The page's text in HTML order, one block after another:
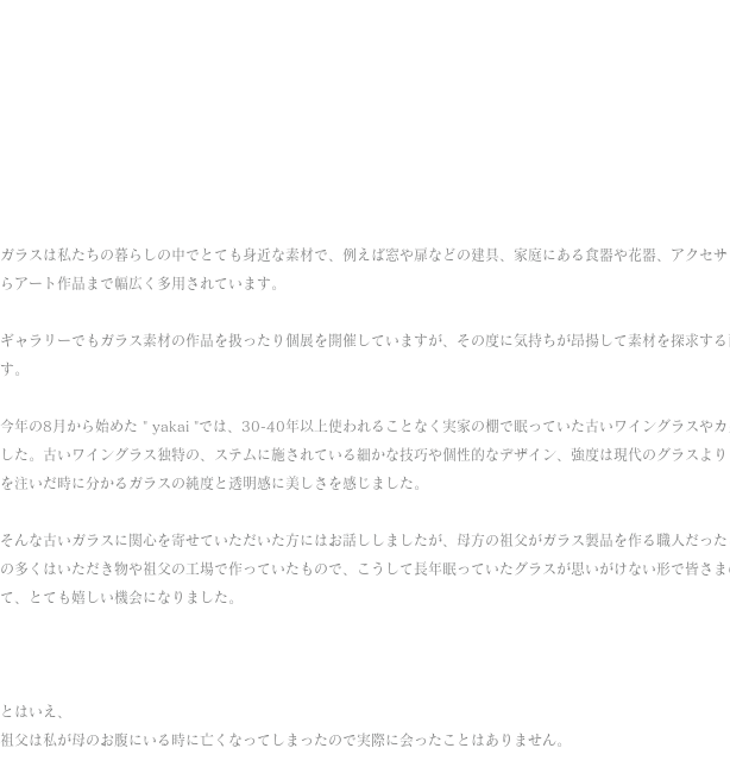
ガラスは私たちの暮らしの中でとても身近な素材で、例えば窓や扉などの建具、家庭にある食器や花器、アクセ
らアート作品まで幅広く多用されています。
ギャラリーでもガラス素材の作品を扱ったり個展を開催していますが、その度に気持ちが昂揚して素材を探求する
す。
今年の8月から始めた " yakai "では、30-40年以上使われることなく実家の棚で眠っていた古いワイングラスやカ
した。古いワイングラス独特の、ステムに施されている細かな技巧や個性的なデザイン、強度は現代のグラスよ
を注いだ時に分かるガラスの純度と透明感に美しさを感じました。
そんな古いガラスに関心を寄せていただいた方にはお話ししましたが、母方の祖父がガラス製品を作る職人だっ
の多くはいただき物や祖父の工場で作っていたもので、こうして長年眠っていたグラスが思いがけない形で皆さ
て、とても嬉しい機会になりました。
とはいえ、
祖父は私が母のお腹にいる時に亡くなってしまったので実際に会ったことはありません。